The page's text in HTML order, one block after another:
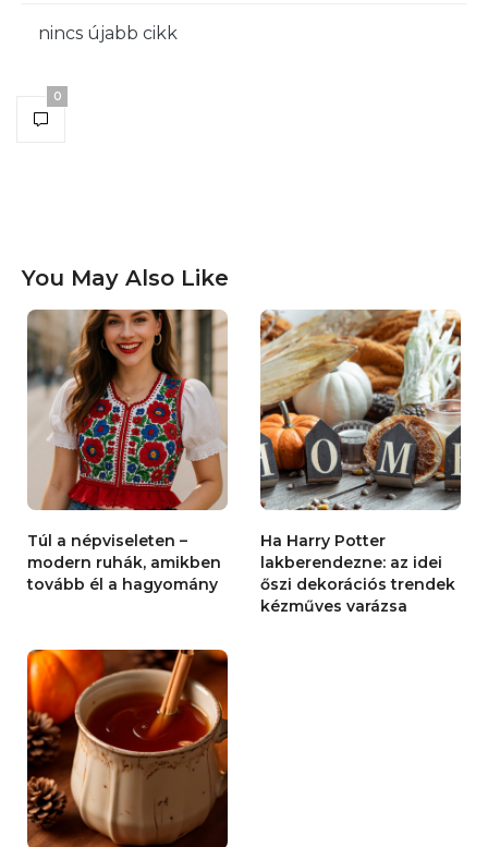
nincs újabb cikk
0
You May Also Like
Túl a népviseleten –
modern ruhák, amikben
tovább él a hagyomány
Ha Harry Potter
lakberendezne: az idei
őszi dekorációs trendek
kézműves varázsa